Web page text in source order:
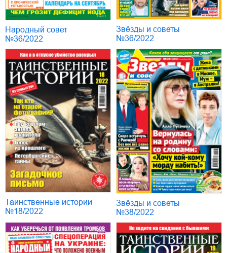
Народный совет
№36/2022
Звёзды и советы
№36/2022
Таинственные истории
№18/2022
Звёзды и советы
№38/2022